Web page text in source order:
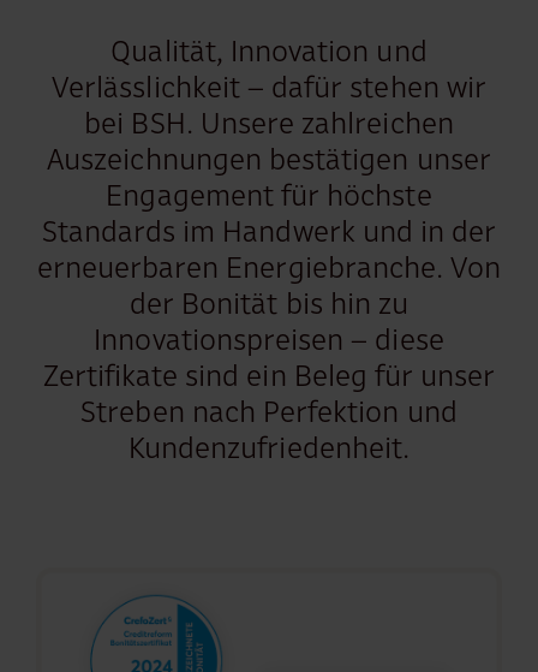
Qualität, Innovation und
Verlässlichkeit – dafür stehen wir
bei BSH. Unsere zahlreichen
Auszeichnungen bestätigen unser
Engagement für höchste
Standards im Handwerk und in der
erneuerbaren Energiebranche. Von
der Bonität bis hin zu
Innovationspreisen – diese
Zertifikate sind ein Beleg für unser
Streben nach Perfektion und
Kundenzufriedenheit.